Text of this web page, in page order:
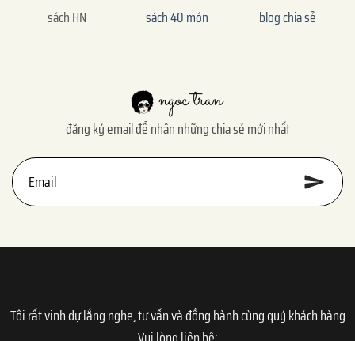
sách HN
sách 40 món blog chia sẻ
đăng ký email để nhận những chia sẻ mới nhất
Tôi rất vinh dự lắng nghe, tư vấn và đồng hành cùng quý khách hàng